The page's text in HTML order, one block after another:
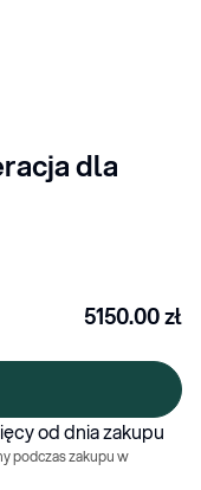
dla
5150.00zł
od dnia zakupu
podczas zakupu w